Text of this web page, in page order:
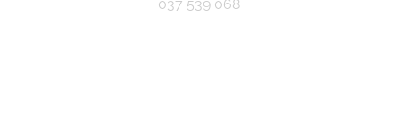
037 539 068